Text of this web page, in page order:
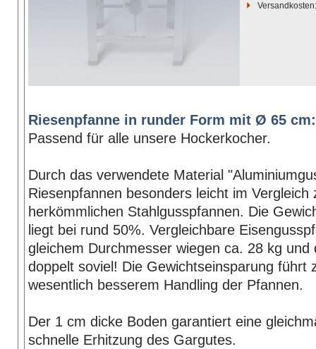
Riesenpfanne in runder Form mit Ø 65 cm:
Passend für alle unsere Hockerkocher.
Durch das verwendete Material
Riesenpfannen besonders leicht im Vergleich
herkömmlichen Stahlgusspfannen. Die
liegt bei rund 50%. Vergleichbare
gleichem Durchmesser wiegen ca. 28 kg und
doppelt soviel! Die Gewichtseinsparung führt
wesentlich besserem Handling der Pfannen.
Der 1 cm dicke Boden garantiert eine
schnelle Erhitzung des Gargutes.